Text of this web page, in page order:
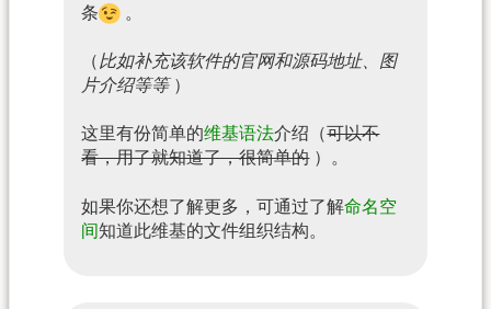
条
。
（ 比如补充该软件的官网和源码地址、图
片介绍等等）
这里有份简单的维基语法介绍（可以不
看，用了就知道了，很简单的）。
如果你还想了解更多，可通过了解命名空
间知道此维基的文件组织结构。